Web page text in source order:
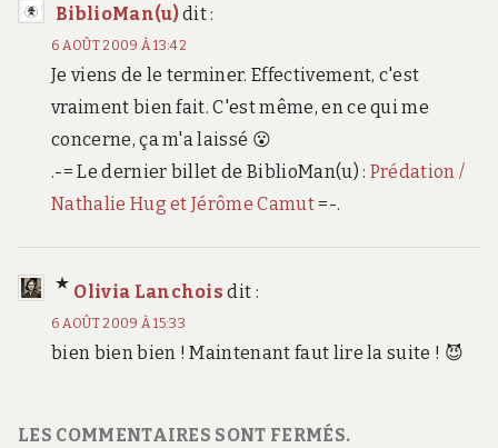
BiblioMan(u)dit :
6 AOÛT 2009 À 13:42
Je viens de le terminer. Effectivement, c'est
vraiment bien fait. C'est même, en ce qui me
concerne, ça m'a laissé 😮
.-= Le dernier billet de BiblioMan(u) : Prédation /
Nathalie Hug et Jérôme Camut=-.
Olivia Lanchois dit :
6 AOÛT 2009 À 15:33
bien bien bien ! Maintenant faut lire la suite ! 😈
LES COMMENTAIRES SONT FERMÉS.